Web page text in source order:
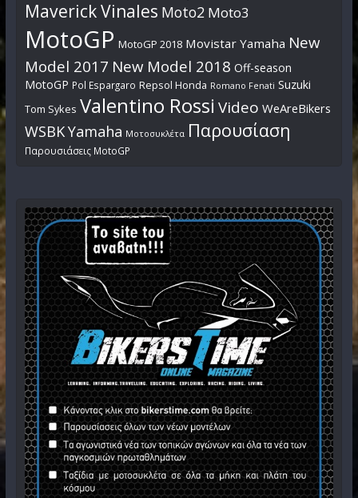
Maverick Vinales Moto2 Moto3
MotoGP MotoGP 2018 Movistar Yamaha New
Model 2017 New Model 2018 Off-season
MotoGP Pol Espargaro Repsol Honda Romano Fenati Suzuki
Tom Sykes Valentino Rossi Video WeAreBikers
WSBKYamaha Μοτοσυκλέτα Παρουσίαση
Παρουσιάσεις MotoGP